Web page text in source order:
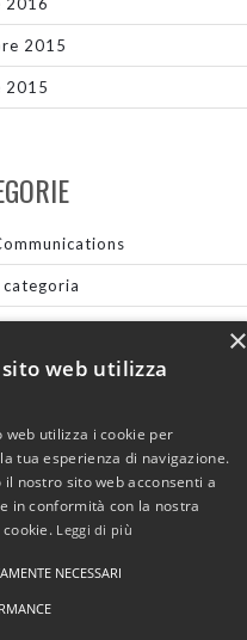
2015
2015
categoria
contenuti
commenti
×
web utilizza
web utilizza i cookie per
tua esperienza di navigazione.
il nostro sito web acconsenti a
in conformità con la nostra
Leggi di più
NECESSARI